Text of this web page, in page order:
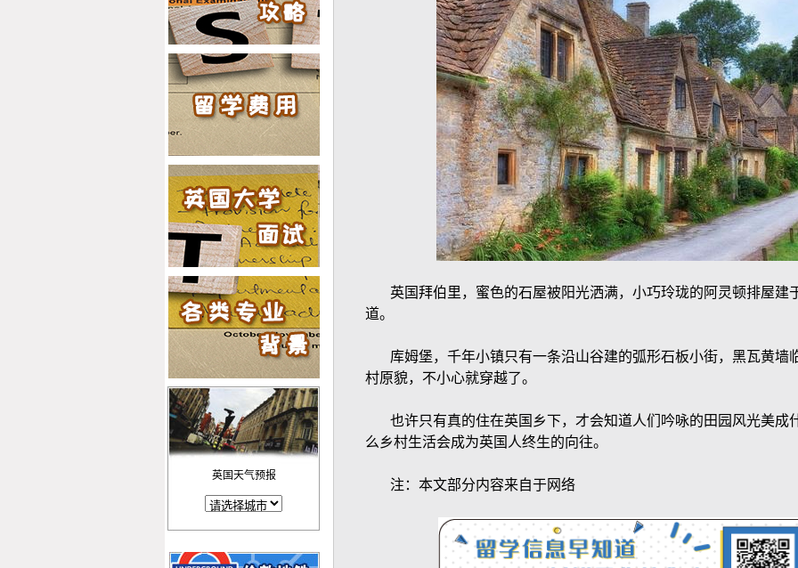
2019offer：恭喜吴同学获得
爱丁堡大学(世界排名：20)
科学传播与公共管理专业硕
士通知书
英国天气预报
英国拜伯里，蜜色的石屋被阳光洒满，小巧玲珑的阿灵顿排屋建
道。
库姆堡，千年小镇只有一条沿山谷建的弧形石板小街，黑瓦黄墙
村原貌，不小心就穿越了。
也许只有真的住在英国乡下，才会知道人们吟咏的田园风光美成
么乡村生活会成为英国人终生的向往。
注：本文部分内容来自于网络